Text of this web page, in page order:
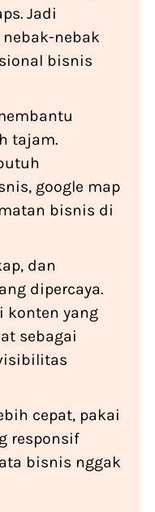
Jadi
nebak
bisnis
tajam.
google map
bisnis di
dan
dipercaya.
konten yang
sebagai
cepat, pakai
responsif
bisnis nggak